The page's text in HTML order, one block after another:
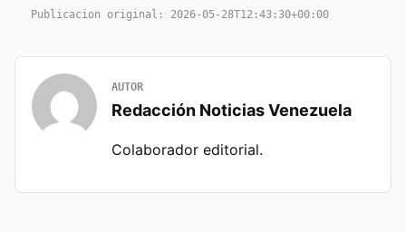
Publicacion original: 2026-05-28T12:43:30+00:00
AUTOR
Redacción Noticias Venezuela
Colaborador editorial.